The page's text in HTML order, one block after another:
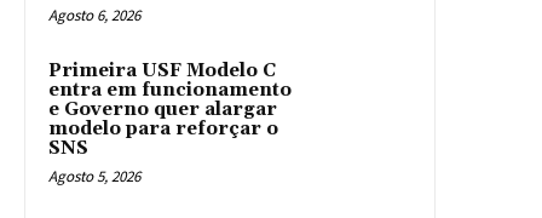
Agosto 6, 2026
Primeira USF Modelo C
entra em funcionamento
e Governo quer alargar
modelo para reforçar o
SNS
Agosto 5, 2026